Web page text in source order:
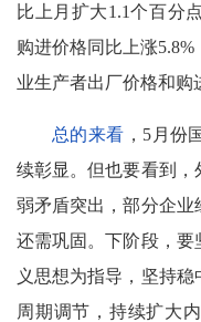
比上月扩大1.1个百分
购进价格同比上涨
业生产者出厂价格和购
总的来看 ，5月份
续彰显。但也要看到，
弱矛盾突出，部分企业
还需巩固。下阶段，要
义思想为指导，坚持
周期调节，持续扩大